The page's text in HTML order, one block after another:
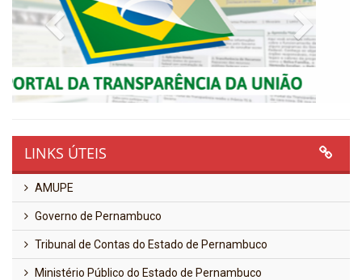
Previous
LINKS ÚTEIS
AMUPE
Governo de Pernambuco
Tribunal de Contas do Estado de Pernambuco
Ministério Público do Estado de Pernambuco